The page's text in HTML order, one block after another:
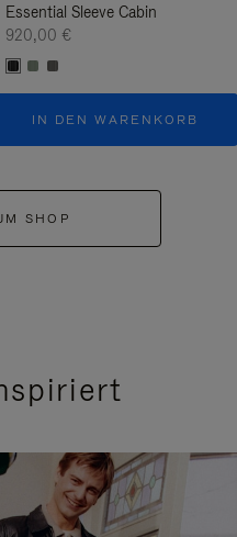
Essential Sleeve Cabin
920,00 €
IN DEN WARENKORB
SHOP